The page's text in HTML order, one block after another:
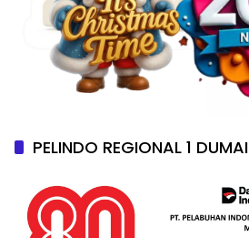
PELINDO REGIONAL 1 DUMAI